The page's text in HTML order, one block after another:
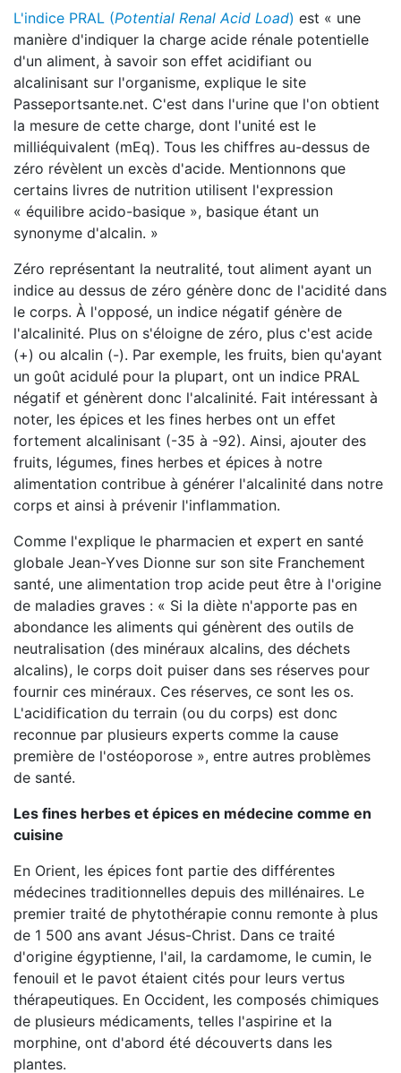
L'indice PRAL (Potential Renal Acid Load) est « une
manière d'indiquer la charge acide rénale potentielle
d'un aliment, à savoir son effet acidifiant ou
alcalinisant sur l'organisme, explique le site
Passeportsante.net. C'est dans l'urine que l'on obtient
la mesure de cette charge, dont l'unité est le
milliéquivalent (mEq). Tous les chiffres au-dessus de
zéro révèlent un excès d'acide. Mentionnons que
certains livres de nutrition utilisent l'expression
« équilibre acido-basique », basique étant un
synonyme d'alcalin. »
Zéro représentant la neutralité, tout aliment ayant un
indice au dessus de zéro génère donc de l'acidité dans
le corps. À l'opposé, un indice négatif génère de
l'alcalinité. Plus on s'éloigne de zéro, plus c'est acide
(+) ou alcalin (-). Par exemple, les fruits, bien qu'ayant
un goût acidulé pour la plupart, ont un indice PRAL
négatif et génèrent donc l'alcalinité. Fait intéressant à
noter, les épices et les fines herbes ont un effet
fortement alcalinisant (-35 à -92). Ainsi, ajouter des
fruits, légumes, fines herbes et épices à notre
alimentation contribue à générer l'alcalinité dans notre
corps et ainsi à prévenir l'inflammation.
Comme l'explique le pharmacien et expert en santé
globale Jean-Yves Dionne sur son site Franchement
santé, une alimentation trop acide peut être à l'origine
de maladies graves : « Si la diète n'apporte pas en
abondance les aliments qui génèrent des outils de
neutralisation (des minéraux alcalins, des déchets
alcalins), le corps doit puiser dans ses réserves pour
fournir ces minéraux. Ces réserves, ce sont les os.
L'acidification du terrain (ou du corps) est donc
reconnue par plusieurs experts comme la cause
première de l'ostéoporose », entre autres problèmes
de santé.
Les fines herbes et épices en médecine comme en
cuisine
En Orient, les épices font partie des différentes
médecines traditionnelles depuis des millénaires. Le
premier traité de phytothérapie connu remonte à plus
de 1 500 ans avant Jésus-Christ. Dans ce traité
d'origine égyptienne, l'ail, la cardamome, le cumin, le
fenouil et le pavot étaient cités pour leurs vertus
thérapeutiques. En Occident, les composés chimiques
de plusieurs médicaments, telles l'aspirine et la
morphine, ont d'abord été découverts dans les
plantes.